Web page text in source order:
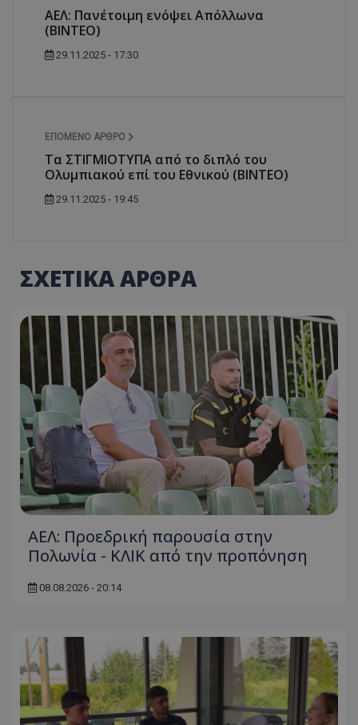
ΑΕΛ: Πανέτοιμη ενόψει Απόλλωνα
(ΒΙΝΤΕΟ)
29.11.2025 - 17:30
ΕΠΌΜΕΝΟ ΆΡΘΡΟ
Τα ΣΤΙΓΜΙΟΤΥΠΑ από το διπλό του
Ολυμπιακού επί του Εθνικού (ΒΙΝΤΕΟ)
29.11.2025 - 19:45
ΣΧΕΤΙΚΑ ΑΡΘΡΑ
ΑΕΛ: Προεδρική παρουσία στην
Πολωνία - ΚΛΙΚ από την προπόνηση
08.08.2026 - 20:14